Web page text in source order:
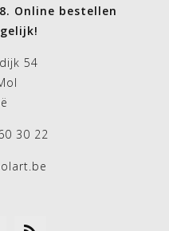
Online bestellen
54
30 22